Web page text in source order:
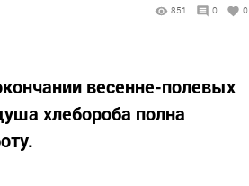
851 0 0
весенне-полевых
хлебороба полна